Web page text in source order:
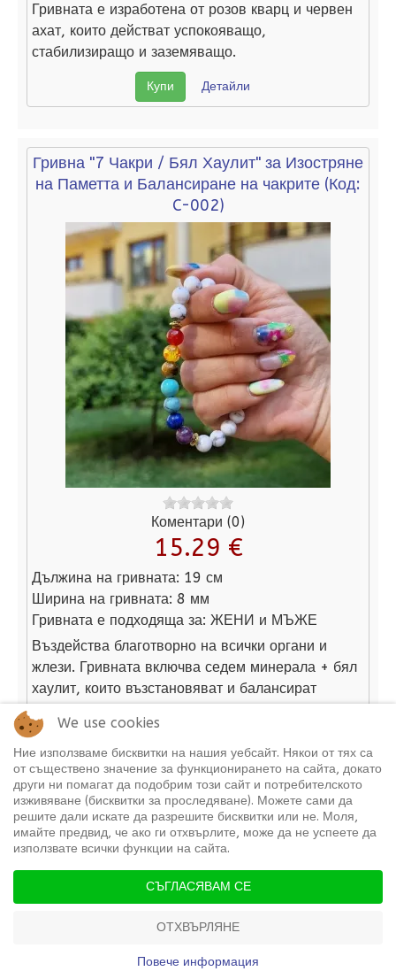
Гривната е изработена от розов кварц и червен
ахат, които действат успокояващо,
стабилизиращо и заземяващо.
Купи Детайли
Гривна "7 Чакри / Бял Хаулит" за Изостряне
на Паметта и Балансиране на чакрите (Код:
C-002)
Коментари (0)
15.29 €
Дължина на гривната: 19 см
Ширина на гривната: 8 мм
Гривната е подходяща за: ЖЕНИ и МЪЖЕ
Въздейства благотворно на всички органи и
жлези. Гривната включва седем минерала + бял
хаулит, които възстановяват и балансират
вашите чакри.
Гривна от Естествени камъни "Розов Кварц"
за Хармония и Баланс(Код:C-023)
ПРОМО КОЛИЧКА
We use cookies
Ние използваме бисквитки на нашия уебсайт. Някои от тях са
от съществено значение за функционирането на сайта, докато
други ни помагат да подобрим този сайт и потребителското
изживяване (бисквитки за проследяване). Можете сами да
решите дали искате да разрешите бисквитки или не. Моля,
имайте предвид, че ако ги отхвърлите, може да не успеете да
използвате всички функции на сайта.
СЪГЛАСЯВАМ СЕ
ОТХВЪРЛЯНЕ
Повече информация